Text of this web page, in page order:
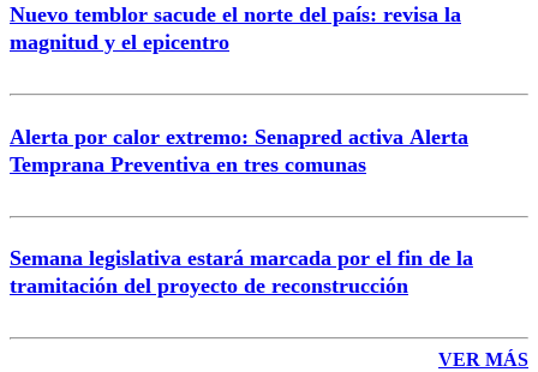
Nuevo temblor sacude el norte del país: revisa la
magnitud y el epicentro
Alerta por calor extremo: Senapred activa Alerta
Temprana Preventiva en tres comunas
Semana legislativa estará marcada por el fin de la
tramitación del proyecto de reconstrucción
VER MÁS